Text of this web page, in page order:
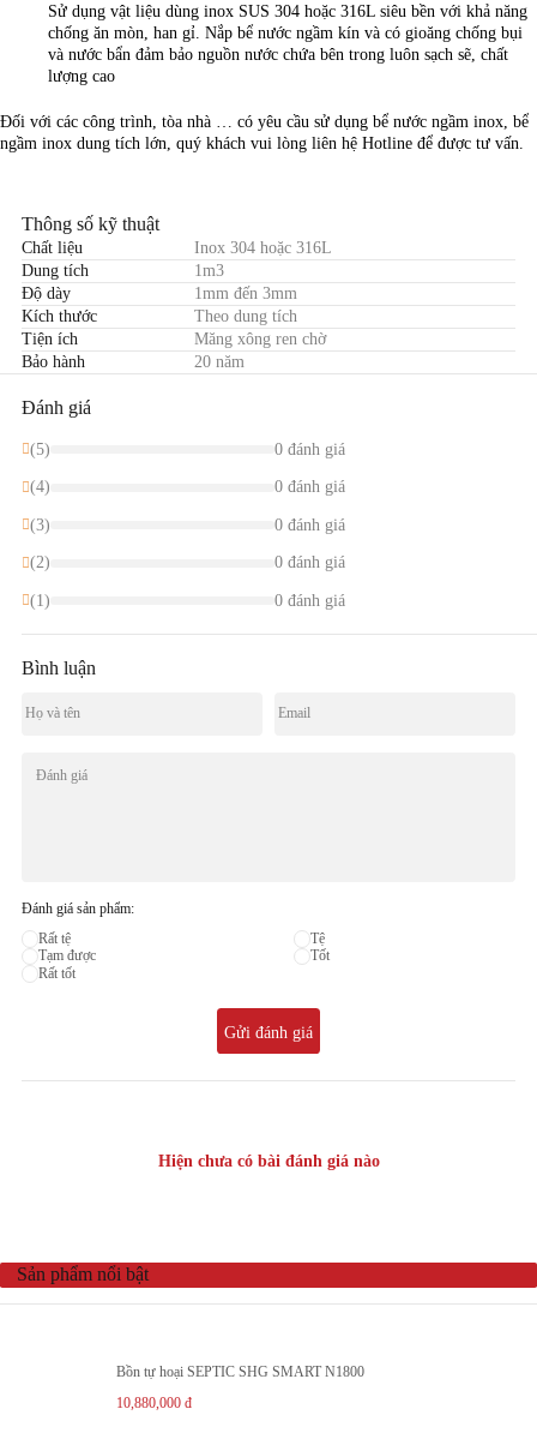
Sử dụng vật liệu dùng inox SUS 304 hoặc 316L siêu bền với khả năng
chống ăn mòn, han gỉ. Nắp bể nước ngầm kín và có gioăng chống bụi
và nước bẩn đảm bảo nguồn nước chứa bên trong luôn sạch sẽ, chất
lượng cao
Đối với các công trình, tòa nhà … có yêu cầu sử dụng bể nước ngầm inox, bể
ngầm inox dung tích lớn, quý khách vui lòng liên hệ Hotline để được tư vấn.
Thông số kỹ thuật
Chất liệu
Inox 304 hoặc 316L
Dung tích
1m3
Độ dày
1mm đến 3mm
Kích thước
Theo dung tích
Tiện ích
Măng xông ren chờ
Bảo hành
20 năm
Đánh giá
(5) 0 đánh giá
(4) 0 đánh giá
(3) 0 đánh giá
(2) 0 đánh giá
(1) 0 đánh giá
Bình luận
Đánh giá sản phẩm:
Rất tệ
Tệ
Tạm được
Tốt
Rất tốt
Gửi đánh giá
Hiện chưa có bài đánh giá nào
Sản phẩm nổi bật
Bồn tự hoại SEPTIC SHG SMART N1800
10,880,000đ